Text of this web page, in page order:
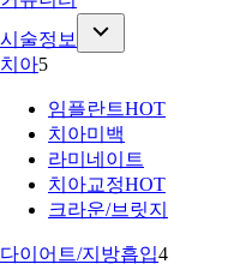
시술정보
치아5
임플란트HOT
치아미백
라미네이트
치아교정HOT
크라운/브릿지
다이어트/지방흡입4